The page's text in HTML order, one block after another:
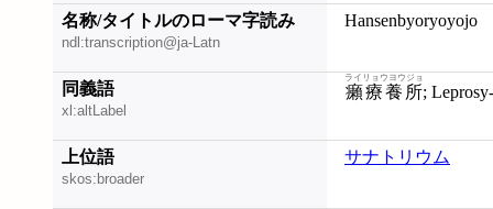
名称/タイトルのローマ字読み
ndl:transcription@ja-Latn
Hansenbyoryoyojo
同義語
xl:altLabel
癩療養所
ライリョウヨウジョ
;
上位語
skos:broader
サナトリウム